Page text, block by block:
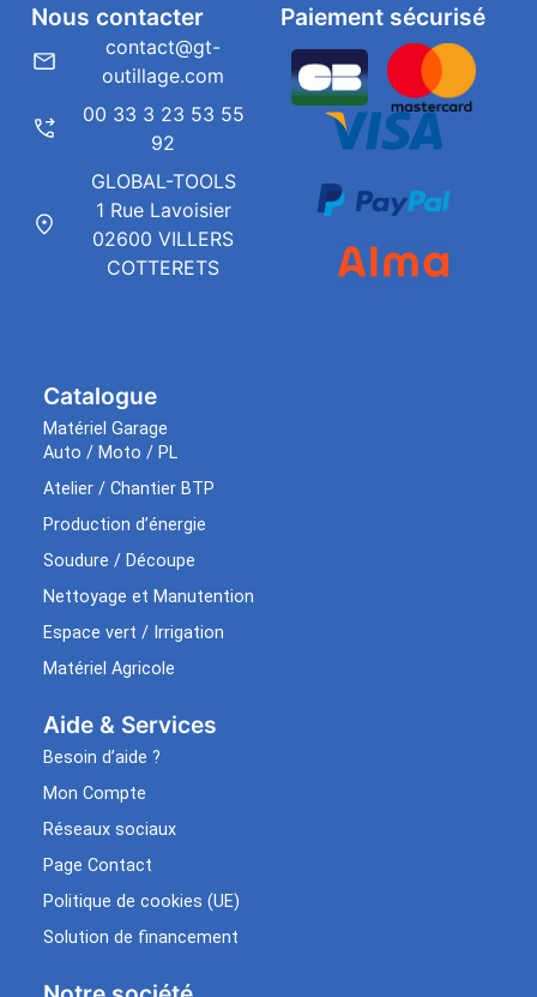
Catalogue
Matériel Garage
Auto / Moto / PL
Atelier / Chantier BTP
Production d’énergie
Soudure / Découpe
Nettoyage et Manutention
Espace vert / Irrigation
Matériel Agricole
Aide & Services​
Besoin d’aide ?
Mon Compte
Réseaux sociaux
Page Contact
Politique de cookies (UE)
Solution de financement
Paiement sécurisé
Nous contacter
contact@gt-
outillage.com
00 33 3 23 53 55
92
GLOBAL-TOOLS
1 Rue Lavoisier
02600 VILLERS
COTTERETS